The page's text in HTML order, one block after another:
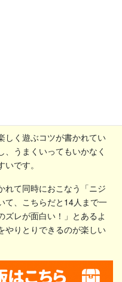
しく遊ぶコツが書かれてい
、うまくいってもいかなく
です。
れて同時におこなう「ニジ
て、こちらだと14人まで一
ズレが面白い！」とあるよ
やりとりできるのが楽しい